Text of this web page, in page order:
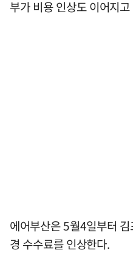
부가 비용 인상도 이어지
에어부산은 5월4일부터
경 수수료를 인상한다.